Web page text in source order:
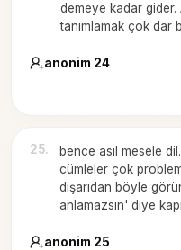
demeye kadar
tanımlamak çok dar
anonim 24
25.
bence asıl mesele
cümleler çok
dışarıdan böyle
anlamazsın' diye
anonim 25